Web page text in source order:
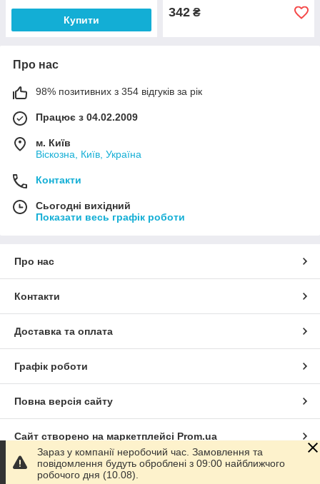
Купити
342 ₴
Про нас
98% позитивних з 354 відгуків за рік
Працює з 04.02.2009
м. Київ
Віскозна, Київ, Україна
Контакти
Сьогодні вихідний
Показати весь графік роботи
Про нас
Контакти
Доставка та оплата
Графік роботи
Повна версія сайту
Сайт створено на маркетплейсі Prom.ua
Політика конфіденційності
Зараз у компанії неробочий час. Замовлення та
повідомлення будуть оброблені з 09:00 найближчого
робочого дня (10.08).